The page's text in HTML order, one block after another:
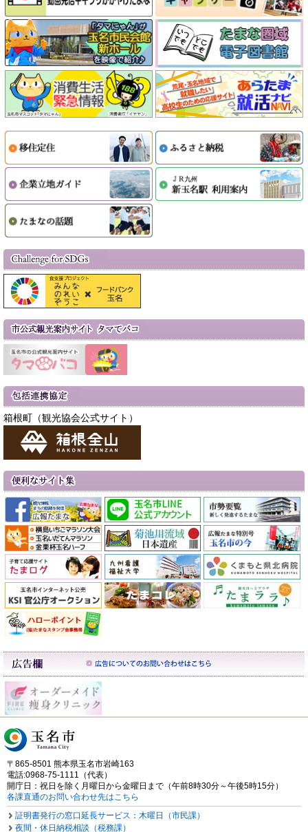
箱根町（観光協会公式サイト）
〒865-8501 熊本県玉名市岩崎163
電話:0968-75-1111（代表）
開庁日：祝日を除く月曜日から金曜日まで（午前8時30分～午後5時15分）
各課直通のお問い合わせ先はこちら
証明書発行の窓口延長サービス：木曜日（市民課）
夜間・休日納税相談（税務課）